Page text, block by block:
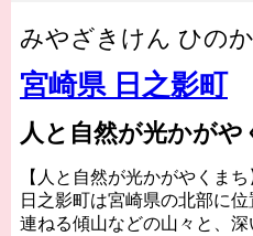
みやざきけん ひの
宮崎県 日之影町
人と自然が光かがや
【人と自然が光かがやくまち
日之影町は宮崎県の北部に
連ねる傾山などの山々と、